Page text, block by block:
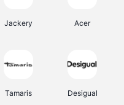
Jackery Acer
Tamaris Desigual